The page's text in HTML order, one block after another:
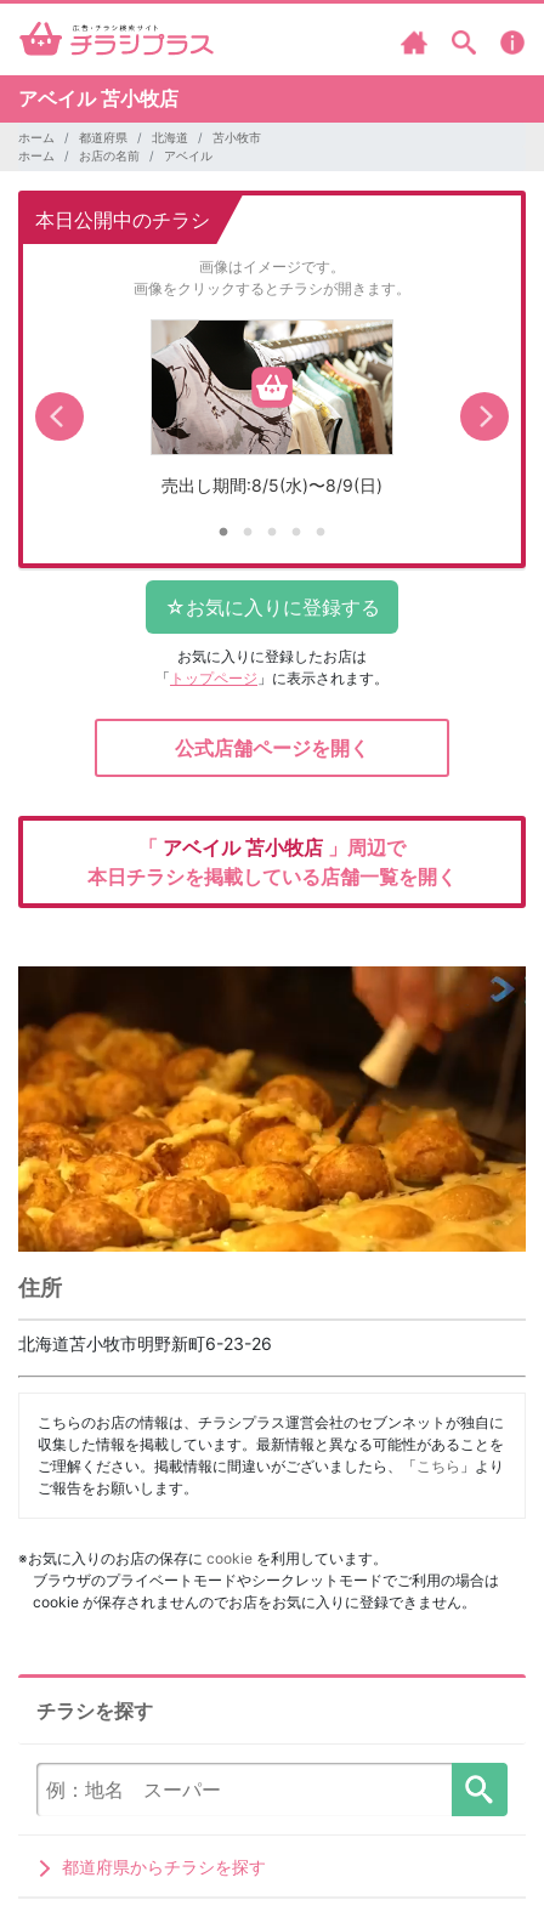
アベイル苫小牧店
ホーム 都道府県 北海道
苫小牧市
ホーム
お店の名前 アベイル
本日公開中のチラシ
画像はイメージです。
画像をクリックするとチラシが開きます。
売出し期間:8/5(水)〜8/9(日)
お気に入りに登録したお店は
「 トップページ 」に表示されます。
公式店舗ページを開く
「 アベイル苫小牧店 」周辺で
本日チラシを掲載している店舗一覧を開く
住所
北海道苫小牧市明野新町6-23-26
こちらのお店の情報は、チラシプラス運営会社のセブンネットが独自に
収集した情報を掲載しています。最新情報と異なる可能性があることを
ご理解ください。掲載情報に間違いがございましたら、「 こちら 」より
ご報告をお願いします。
※お気に入りのお店の保存に cookie を利用しています。
ブラウザのプライベートモードやシークレットモードでご利用の場合は
cookie が保存されませんのでお店をお気に入りに登録できません。
チラシを探す
都道府県からチラシを探す